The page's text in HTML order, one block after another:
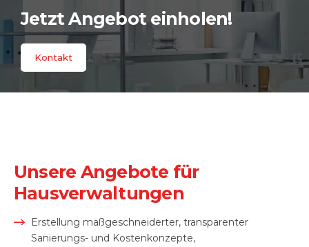
Jetzt Angebot einholen!
Kontakt
Unsere Angebote für
Hausverwaltungen
Erstellung maßgeschneiderter, transparenter
Sanierungs- und Kostenkonzepte,